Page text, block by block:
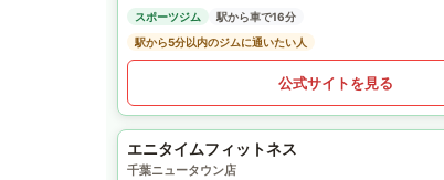
スポーツジム
駅から車で16分
駅から5分以内のジムに通いたい人
公式サイトを見る
エニタイムフィットネス
千葉ニュータウン店